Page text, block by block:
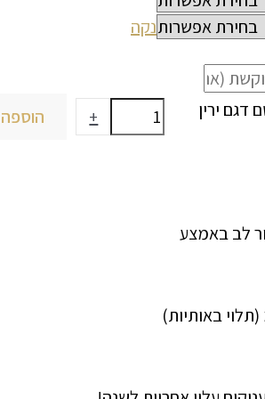
נקה
ירין +
לב באמצע